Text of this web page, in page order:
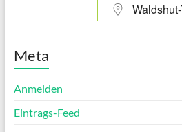
Meta
Anmelden
Eintrags-Feed